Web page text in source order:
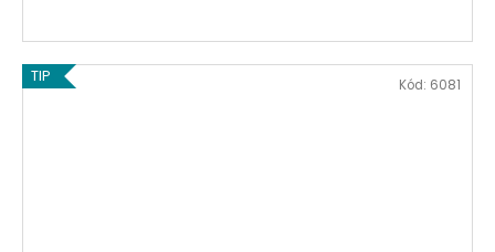
TIP Kód: 6081